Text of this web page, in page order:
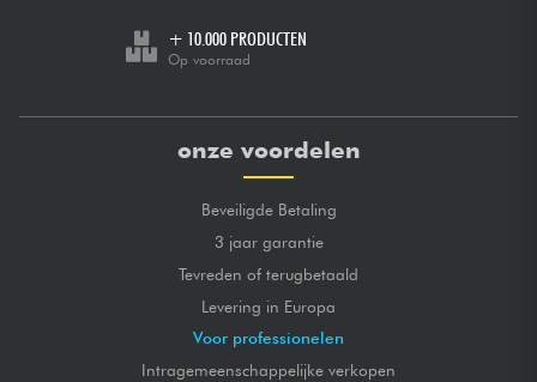
+ 10.000 PRODUCTEN
Op voorraad
onze voordelen
Beveiligde Betaling
3 jaar garantie
Tevreden of terugbetaald
Levering in Europa
Voor professionelen
Intragemeenschappelijke verkopen